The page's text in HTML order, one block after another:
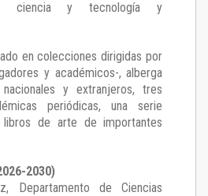
ciencia y tecnología y
en colecciones dirigidas por
y académicos-, alberga
y extranjeros, tres
periódicas, una serie
de arte de importantes
2030)
, Departamento de Ciencias